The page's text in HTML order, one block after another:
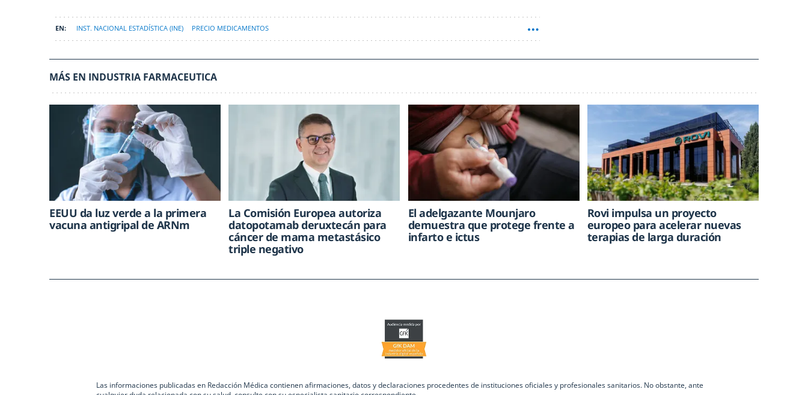
INST. NACIONAL ESTADÍSTICA (INE) PRECIO MEDICAMENTOS
MÁS EN INDUSTRIA FARMACEUTICA
EEUU da luz verde a la primera
vacuna antigripal de ARNm
La Comisión Europea autoriza
datopotamab deruxtecán para
cáncer de mama metastásico
triple negativo
El adelgazante Mounjaro
demuestra que protege frente a
infarto e ictus
Rovi impulsa un proyecto
europeo para acelerar nuevas
terapias de larga duración
Las informaciones publicadas en Redacción Médica contienen afirmaciones, datos y declaraciones procedentes de instituciones oficiales y profesionales sanitarios. No obstante, ante